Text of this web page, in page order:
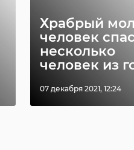
Храбрый
человек
несколько
человек из
07 декабря 2021, 12:24